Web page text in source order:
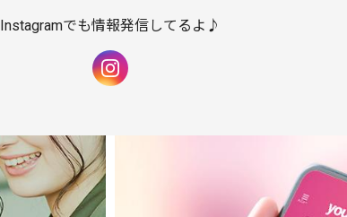
Instagramでも情報発信してるよ♪